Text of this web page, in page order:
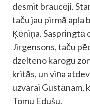
desmit braucēji.
taču jau pirmā apļa
Ķēniņa. Saspringtā
Jirgensons, taču
dzelteno karogu
kritās, un viņa
uzvarai Gustānam,
Tomu Edušu.